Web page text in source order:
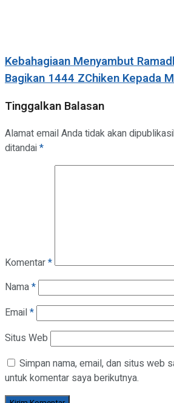
Kebahagiaan Menyambut
Bagikan 1444 ZChiken Kepada
Tinggalkan Balasan
Alamat email Anda tidak akan
ditandai*
Komentar*
Nama*
Email*
Situs Web
Simpan nama, email, dan situs web
untuk komentar saya berikutnya.